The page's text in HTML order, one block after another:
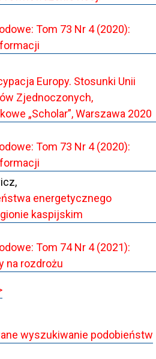
Tom 73 Nr 4 (2020):
Europy. Stosunki Unii
Zjednoczonych,
„Scholar”, Warszawa 2020
Tom 73 Nr 4 (2020):
energetycznego
kaspijskim
Tom 74 Nr 4 (2021):
na rozdrożu
wyszukiwanie podobieństw